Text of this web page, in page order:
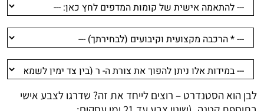
לבן הוא הסטנדרט – רוצים לייחד את זה? שדרגו לצבע אישי